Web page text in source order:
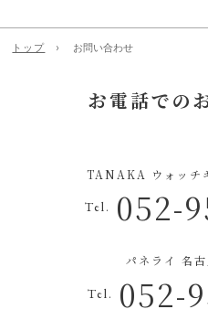
トップ お問い合わせ
お電話での
TANAKA ウォッチ
Tel. 052-
パネライ 名
Tel. 052-